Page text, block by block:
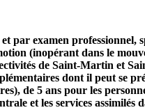
par examen professionnel,
(inopérant dans le
de Saint-Martin et
dont il peut se
de 5 ans pour les
et les services assimilés